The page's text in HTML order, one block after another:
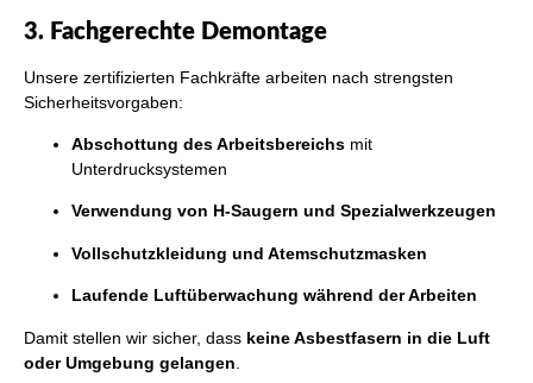
3. Fachgerechte Demontage
Unsere zertifizierten Fachkräfte arbeiten nach strengsten
Sicherheitsvorgaben:
Abschottung des Arbeitsbereichs mit
Unterdrucksystemen
Verwendung von H-Saugern und Spezialwerkzeugen
Vollschutzkleidung und Atemschutzmasken
Laufende Luftüberwachung während der Arbeiten
Damit stellen wir sicher, dass keine Asbestfasern in die Luft
oder Umgebung gelangen